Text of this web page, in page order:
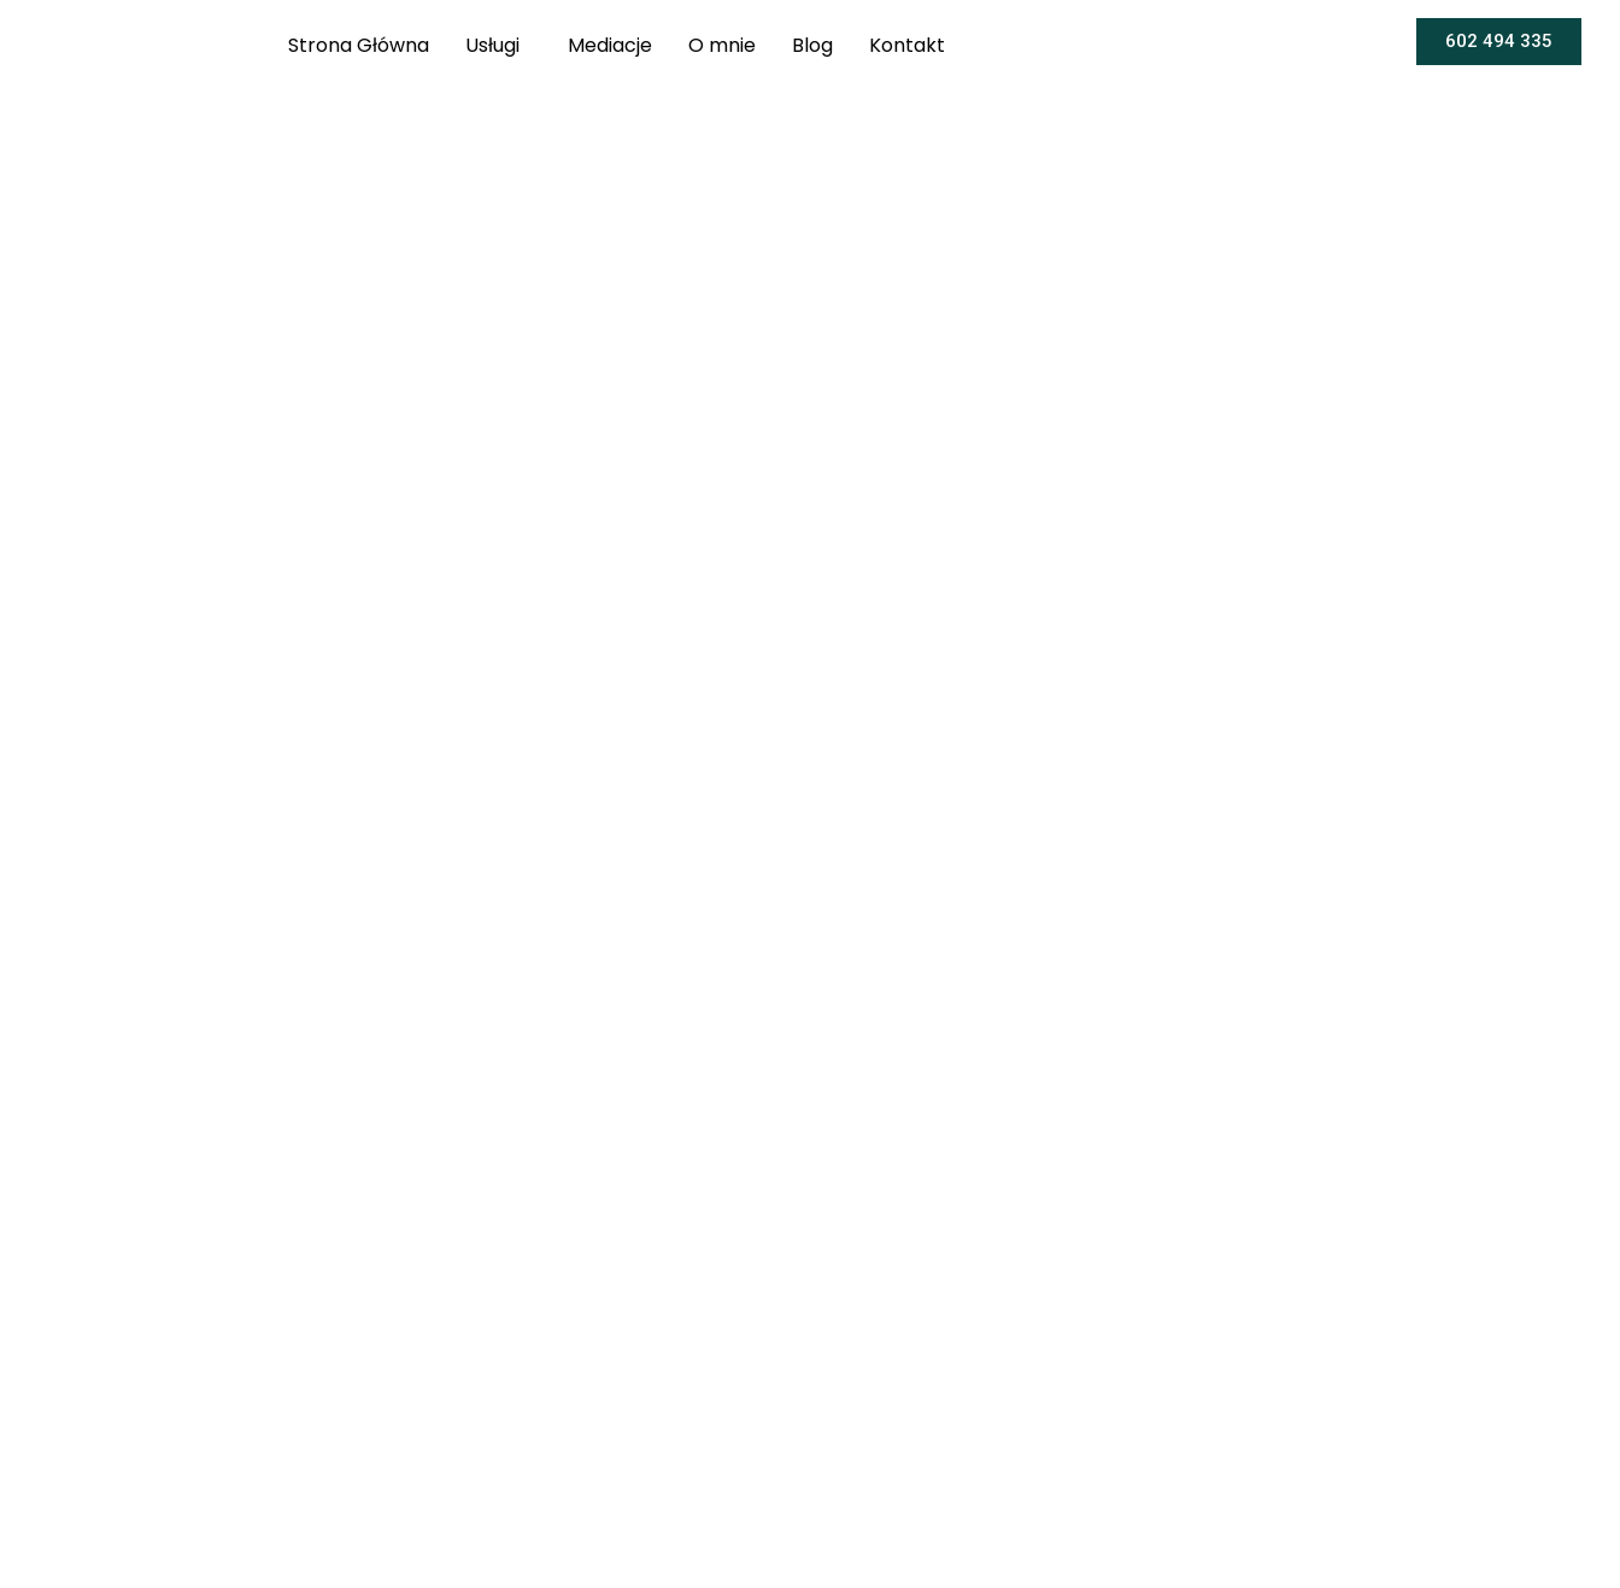
Strona Główna Usługi Mediacje O mnie Blog Kontakt 602 494 335